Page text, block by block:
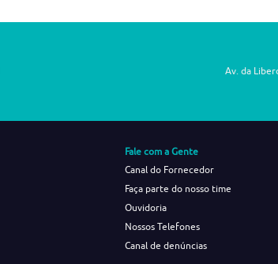
Av. da
Fale com a Gente
Canal do Fornecedor
Faça parte do nosso time
Ouvidoria
Nossos Telefones
Canal de denúncias